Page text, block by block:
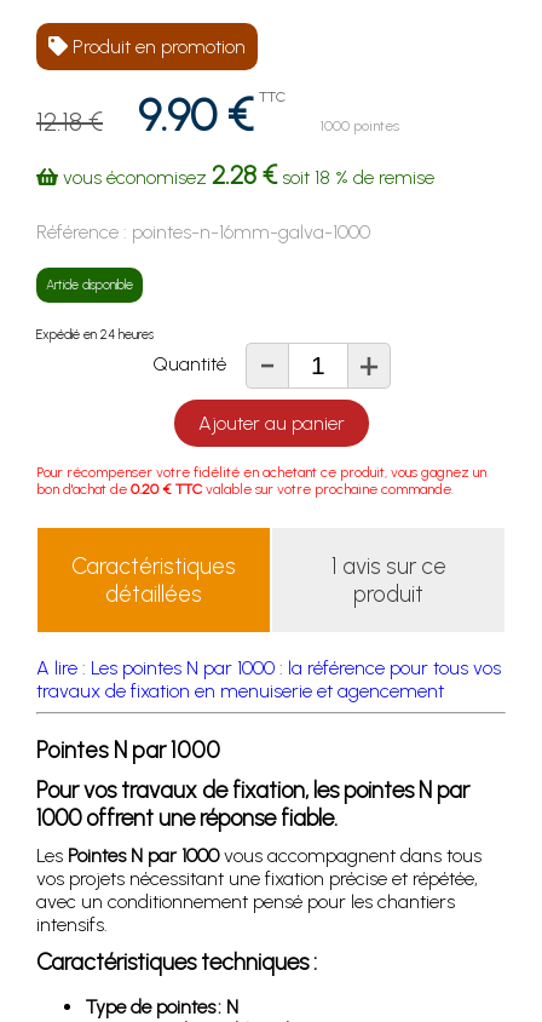
Produit en promotion
12.18 € 9.90 € TTC
1000 pointes
vous économisez 2.28 €soit 18 % de remise
Référence : pointes-n-16mm-galva-1000
Article disponible
Expédié en 24 heures
Quantité - +
Ajouter au panier
Pour récompenser votre fidélité en achetant ce produit, vous gagnez un
bon d'achat de 0.20 € TTC valable sur votre prochaine commande.
Caractéristiques
détaillées
1 avis sur ce
produit
A lire : Les pointes N par 1000 : la référence pour tous vos
travaux de fixation en menuiserie et agencement
Pointes N par 1000
Pour vos travaux de fixation, les pointes N par
1000 offrent une réponse fiable.
Les Pointes N par 1000vous accompagnent dans tous
vos projets nécessitant une fixation précise et répétée,
avec un conditionnement pensé pour les chantiers
intensifs.
Caractéristiques techniques :
Type de pointes : N